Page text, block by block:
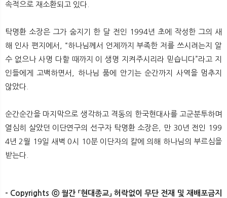
속적으로 재소환되고 있다.
탁명환 소장은 그가 숨지기 한 달 전인 1994년 초에 작성한 그의 새
해 인사 편지에서, “하나님께서 언제까지 부족한 저를 쓰시려는지 알
수 없으나 사명 다할 때까지 이 생명 지켜주시리라 믿습니다”라고 지
인들에게 고백하면서, 하나님 품에 안기는 순간까지 사역을 멈추지
않았다.
순간순간을 마지막으로 생각하고 격동의 한국현대사를 고군분투하며
열심히 살았던 이단연구의 선구자 탁명환 소장은, 만 30년 전인 199
4년 2월 19일 새벽 0시 10분 이단자의 칼에 의해 하나님의 부르심을
받는다.
- Copyrights ⓒ 월간 「현대종교」 허락없이 무단 전재 및 재배포금지